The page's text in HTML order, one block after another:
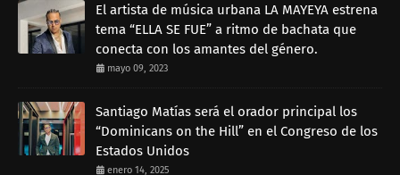
El artista de música urbana LA MAYEYA estrena
tema “ELLA SE FUE” a ritmo de bachata que
conecta con los amantes del género.
mayo 09, 2023
Santiago Matías será el orador principal los
“Dominicans on the Hill” en el Congreso de los
Estados Unidos
enero 14, 2025